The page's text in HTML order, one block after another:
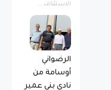
الاستئناف...
الرضواني
أوسامة من
نادي بني عمير